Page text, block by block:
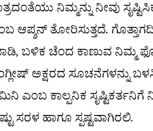
ನಿಮ್ಮನ್ನು ನೀವು
ಆಪ್ಶನ್​ ತೋರಿಸುತ್ತದೆ.
ಬಳಿಕ ಚೆಂದ ಕಾಣುವ
ಅಕ್ಷರದ ಸೂಚನೆಗಳನ್ನು
ಎಂಬ ಕಾಲ್ಪನಿಕ
ಸರಳ ಹಾಗೂ ಸ್ಪಷ್ಟವಾಗಿರಲಿ.